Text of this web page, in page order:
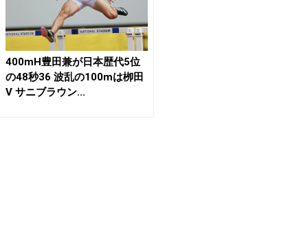
400mH豊田兼が日本歴代5位
の48秒36 波乱の100mは栁田
V サニブラウン...